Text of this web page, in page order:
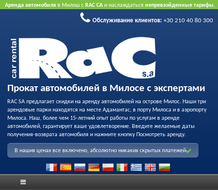
Аренда автомобиля в Милош с RAC CA и наслаждаться непревзойденные тарифы,
флот качества проката
принять преимущество нашего Интернет предлагает.Не нужна кредитная карта.
Обслуживание клиентов: +30 210 40 80 300
Прокат автомобилей в Милосе с экспертами
RAC SA предлагает скидки на аренду автомобилей на острове Милос. Наши три
арендовые парки находятся на месте Адамантас, в порту Милоса и в аэропорту
Милоса. Наш, более чем 15-летний опыт работы по услугам в аренде
автомобилей, гарантирует ваше удовлетворение. Введите желаемые даты
получения-возврата автомобиля и нажмите кнопку Посмотреть аренду.
В наших ценах все включено, абсолютно никаких скрытых платежей